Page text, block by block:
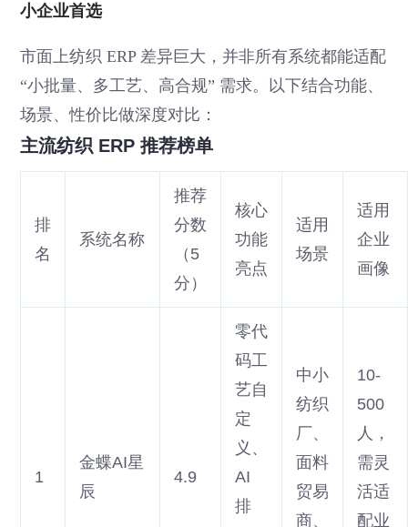
小企业首选
市面上纺织 ERP 差异巨大，并非所有系统都能适配
“小批量、多工艺、高合规” 需求。以下结合功能、
场景、性价比做深度对比：
主流纺织 ERP 推荐榜单
排
名
系统名称
推荐
分数
（5
分）
核心
功能
亮点
适用
场景
适用
企业
画像
1
金蝶AI星
辰
4.9
零代
码工
艺自
定
义、
AI
排
中小
纺织
厂、
面料
贸易
商、
10-
500
人，
需灵
活适
配业